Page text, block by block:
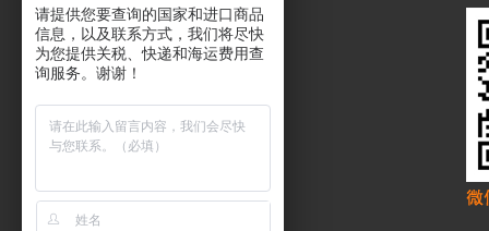
请提供您要查询的国家和进口商品
信息，以及联系方式，我们将尽快
为您提供关税、快递和海运费用查